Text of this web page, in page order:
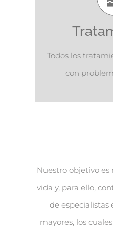
Todos los
con
Nuestro objetivo
vida y, para ello,
de especialistas
mayores, los